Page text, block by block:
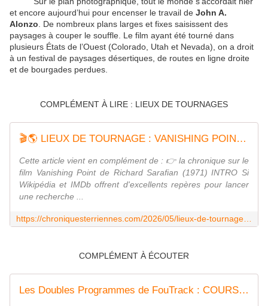
et encore aujourd’hui pour encenser le travail de John A.
Alonzo . De nombreux plans larges et fixes saisissent des
paysages à couper le souffle. Le film ayant été tourné dans
plusieurs États de l’Ouest (Colorado, Utah et Nevada), on a droit
à un festival de paysages désertiques, de routes en ligne droite
et de bourgades perdues.
COMPLÉMENT À LIRE : LIEUX DE TOURNAGES
🎬🌎 LIEUX DE TOURNAGE : VANISHING POINT (1971) - Chroniques Terriennes - Le blog qui a soif de curiosité
Cette article vient en complément de : 👉 la chronique sur le
film Vanishing Point de Richard Sarafian (1971) INTRO Si
Wikipédia et IMDb offrent d'excellents repères pour lancer
une recherche ...
COMPLÉMENT À ÉCOUTER
Les Doubles Programmes de FouTrack : COURSES-POURSUITES